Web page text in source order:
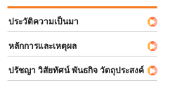
ประวัติความเป็นมา
หลักการและเหตุผล
ปรัชญา วิสัยทัศน์ พันธกิจ วัตถุประสงค์